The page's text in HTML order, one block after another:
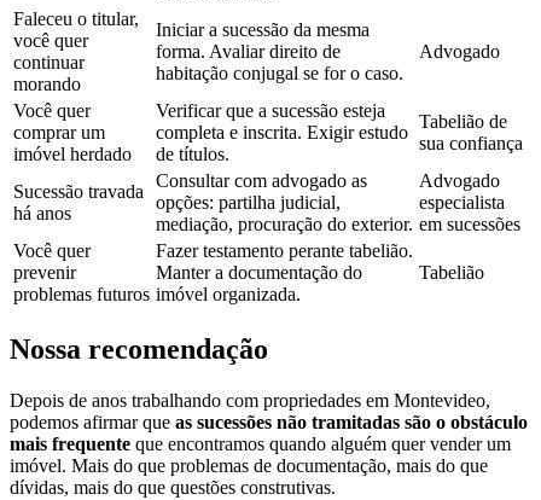
Faleceu o titular,
você quer
continuar
morando
Iniciar a sucessão da mesma
forma. Avaliar direito de
habitação conjugal se for o caso.
Advogado
Você quer
comprar um
imóvel herdado
Verificar que a sucessão esteja
completa e inscrita. Exigir estudo
de títulos.
Tabelião de
sua confiança
Sucessão travada
há anos
Consultar com advogado as
opções: partilha judicial,
mediação, procuração do exterior.
Advogado
especialista
em sucessões
Você quer
prevenir
problemas futuros
Fazer testamento perante tabelião.
Manter a documentação do
imóvel organizada.
Tabelião
Nossa recomendação
Depois de anos trabalhando com propriedades em Montevideo,
podemos afirmar que as sucessões não tramitadas são o obstáculo
mais frequente que encontramos quando alguém quer vender um
imóvel. Mais do que problemas de documentação, mais do que
dívidas, mais do que questões construtivas.